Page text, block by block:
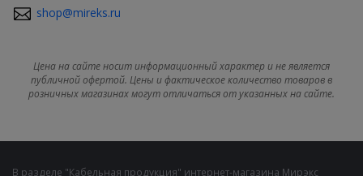
shop@mireks.ru
Цена на сайте носит информационный характер и не является
публичной офертой. Цены и фактическое количество товаров в
розничных магазинах могут отличаться от указанных на сайте.
В разделе "Кабельная продукция" интернет-магазина Мирэкс